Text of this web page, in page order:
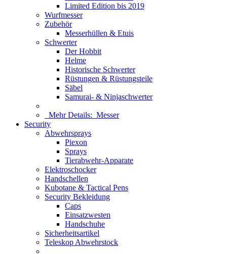
Limited Edition bis 2019
Wurfmesser
Zubehör
Messerhüllen & Etuis
Schwerter
Der Hobbit
Helme
Historische Schwerter
Rüstungen & Rüstungsteile
Säbel
Samurai- & Ninjaschwerter
Mehr Details: Messer
Security
Abwehrsprays
Piexon
Sprays
Tierabwehr-Apparate
Elektroschocker
Handschellen
Kubotane & Tactical Pens
Security Bekleidung
Caps
Einsatzwesten
Handschuhe
Sicherheitsartikel
Teleskop Abwehrstock